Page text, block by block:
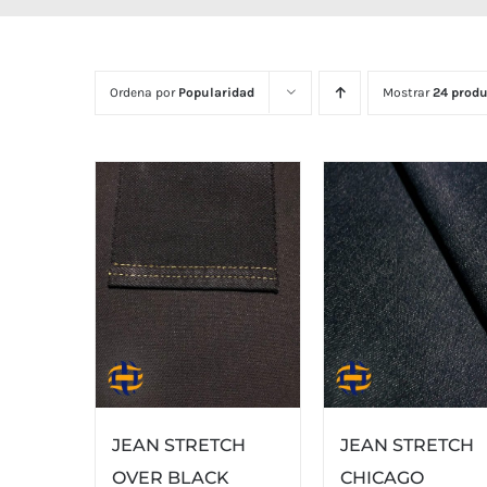
Ordena por Popularidad Mostrar24
JEAN STRETCH
OVER BLACK
JEAN STRETCH
CHICAGO